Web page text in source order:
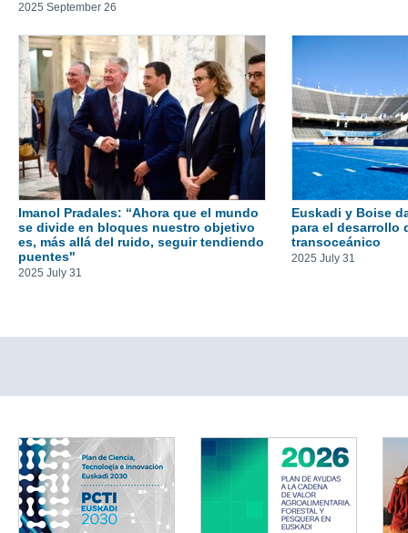
2025 September 26
Imanol Pradales: “Ahora que el mundo
se divide en bloques nuestro objetivo
es, más allá del ruido, seguir tendiendo
puentes"
2025 July 31
Euskadi y Boise
para el desarrollo
transoceánico
2025 July 31